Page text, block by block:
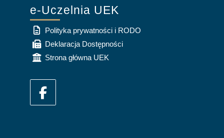
e-Uczelnia UEK
Polityka prywatności i RODO
Deklaracja Dostępności
Strona główna UEK